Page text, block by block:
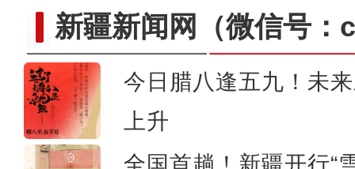
新疆新闻网 （微信号
今日腊八逢五九！未
上升
全国首趟！新疆开行“
东部水晶产业西移新疆新和县 丽水